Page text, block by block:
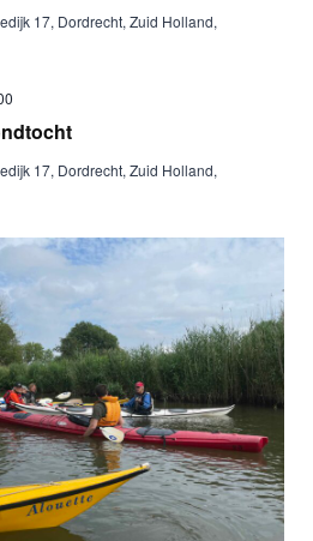
17, Dordrecht, Zuid Holland,
17, Dordrecht, Zuid Holland,